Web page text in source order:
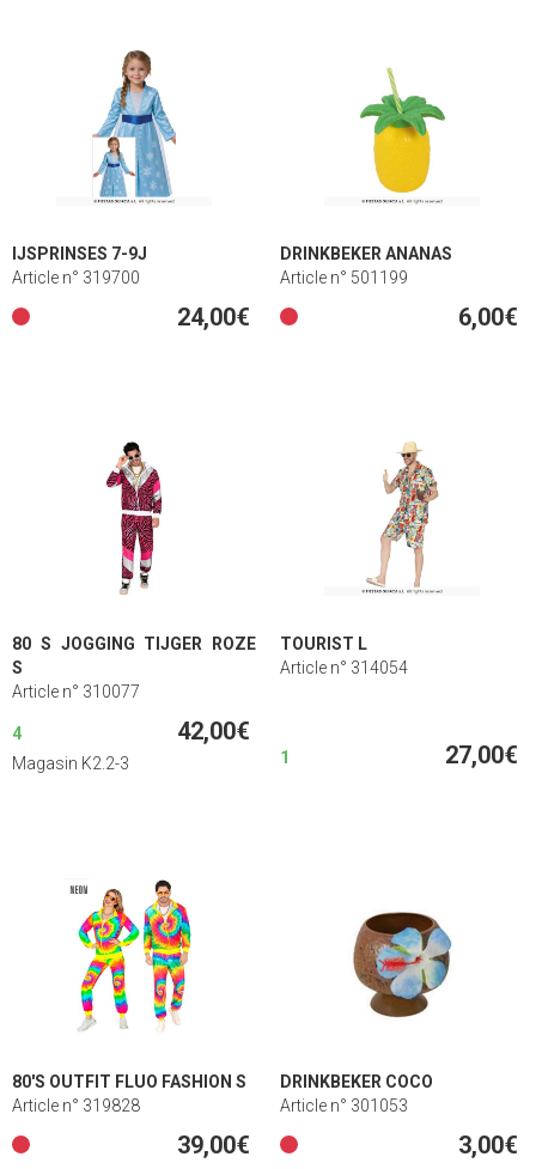
IJSPRINSES 7-9J
Article n° 319700
24,00€
DRINKBEKER ANANAS
Article n° 501199
6,00€
80 S JOGGING TIJGER ROZE
S
Article n° 310077
4 42,00€
Magasin K2.2-3
TOURIST L
Article n° 314054
1 27,00€
80'S OUTFIT FLUO FASHION S
Article n° 319828
39,00€
DRINKBEKER COCO
Article n° 301053
3,00€